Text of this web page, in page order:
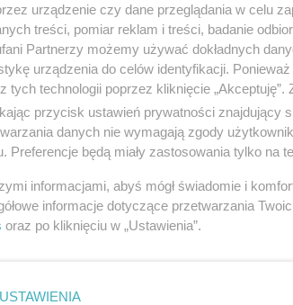
ogłoszenie nie istnieje lub nie jest
urządzenie czy dane przeglądania w celu
treści, pomiar reklam i treści, badanie
Partnerzy możemy używać dokładnych
urządzenia do celów identyfikacji.
tych technologii poprzez kliknięcie
przycisk ustawień prywatności znajdujący
danych nie wymagają zgody
Preferencje będą miały zastosowania tylko na
informacjami, abyś mógł świadomie i
informacje dotyczące przetwarzania
oraz po kliknięciu w „Ustawienia”.
USTAWIENIA